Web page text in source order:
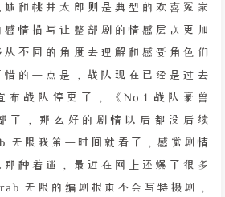
和桃井太郎则是典型的欢喜冤家
情描写让整部剧的情感层次更加
不同的角度去理解和感受角色们
的一点是，战队现在已经是过去
布战队停更了，《No.1 战队豪兽
了，那么好的剧情以后都没后续
无限我第一时间就看了，感觉剧情
种着迷，最近在网上还爆了很多
无限的编剧根本不会写特摄剧，